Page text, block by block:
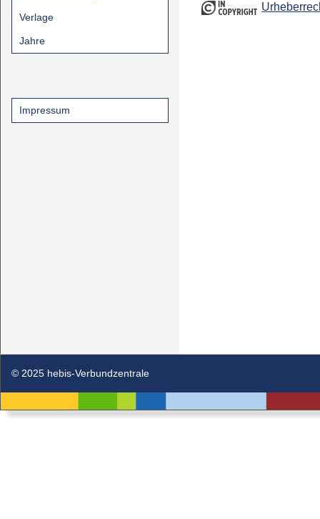
Verlage
Jahre
Impressum
© 2025 hebis-Verbundzentrale